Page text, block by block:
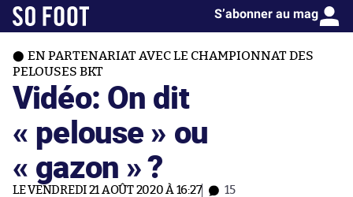
S’abonner au mag
EN PARTENARIAT AVEC LE CHAMPIONNAT DES
PELOUSES BKT
Vidéo: On dit
« pelouse » ou
« gazon » ?
LE VENDREDI 21 AOÛT 2020 À 16:27 15